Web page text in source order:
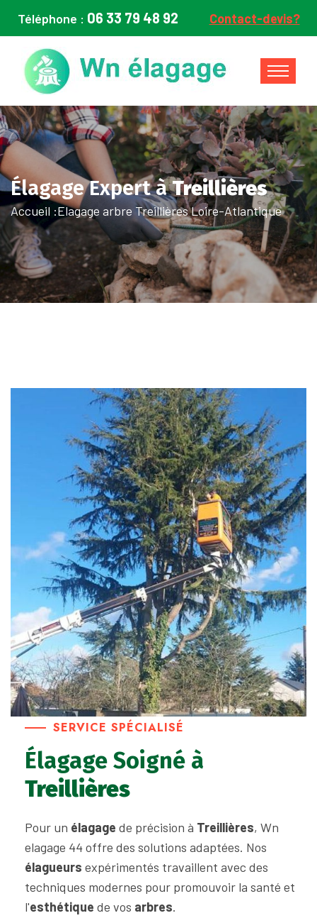
Téléphone : 06 33 79 48 92 Contact-devis?
Élagage Expert àTreillières
Accueil :Elagage arbre Treillières Loire-Atlantique
SERVICE SPÉCIALISÉ
Élagage Soigné à
Treillières
Pour un élagage de précision à Treillières, Wn
elagage 44 offre des solutions adaptées. Nos
élagueurs expérimentés travaillent avec des
techniques modernes pour promouvoir la santé et
l'esthétique de vos arbres.